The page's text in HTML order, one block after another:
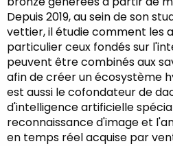
Depuis 2019, au sein de son
vettier, il étudie comment les
particulier ceux fondés sur
peuvent être combinés aux
afin de créer un écosystème
est aussi le cofondateur de
d'intelligence artificielle
reconnaissance d'image et
en temps réel acquise par